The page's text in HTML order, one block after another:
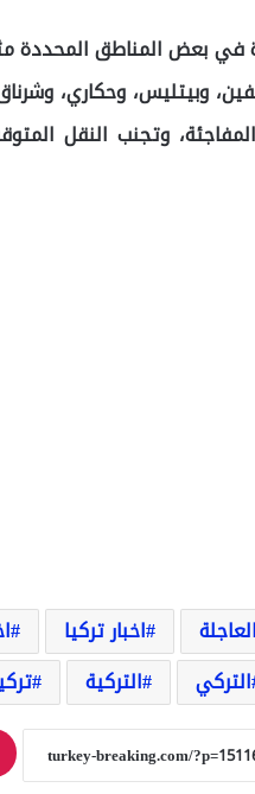
بعض المناطق المحددة
وبيتليس، وحكاري،
وتجنب النقل
اخبار تركيا
التركي التركية